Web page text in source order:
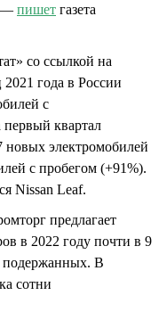
— пишет газета
со ссылкой на
года в России
с
первый квартал
новых электромобилей
с пробегом (+91%).
Nissan Leaf.
предлагает
в 2022 году почти в 9
подержанных. В
сотни